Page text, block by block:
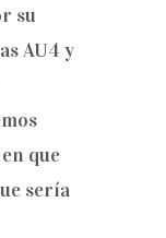
su
AU4 y
que
sería